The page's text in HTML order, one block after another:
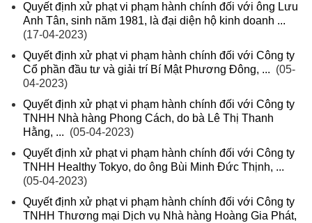
Quyết định xử phạt vi phạm hành chính đối với ông Lưu
Anh Tân, sinh năm 1981, là đại diện hộ kinh doanh ...
(17-04-2023)
Quyết định xử phạt vi phạm hành chính đối với Công ty
Cổ phần đầu tư và giải trí Bí Mật Phương Đông, ... (05-
04-2023)
Quyết định xử phạt vi phạm hành chính đối với Công ty
TNHH Nhà hàng Phong Cách, do bà Lê Thị Thanh
Hằng, ... (05-04-2023)
Quyết định xử phạt vi phạm hành chính đối với Công ty
TNHH Healthy Tokyo, do ông Bùi Minh Đức Thịnh, ...
(05-04-2023)
Quyết định xử phạt vi phạm hành chính đối với Công ty
TNHH Thương mại Dịch vụ Nhà hàng Hoàng Gia Phát,